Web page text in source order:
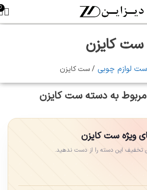
ست کایزن
ست لوازم چوبی ست کایزن
به دسته ست کایزن
ویژه ست کایزن
تخفیف این دسته را از دست ندهید.